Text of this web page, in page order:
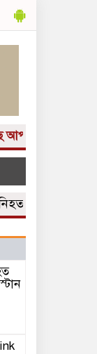
কাছে একটি
পাশে